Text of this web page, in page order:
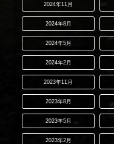
2024年11月
2024年8月
2024年5月
2024年2月
2023年11月
2023年8月
2023年5月
2023年2月